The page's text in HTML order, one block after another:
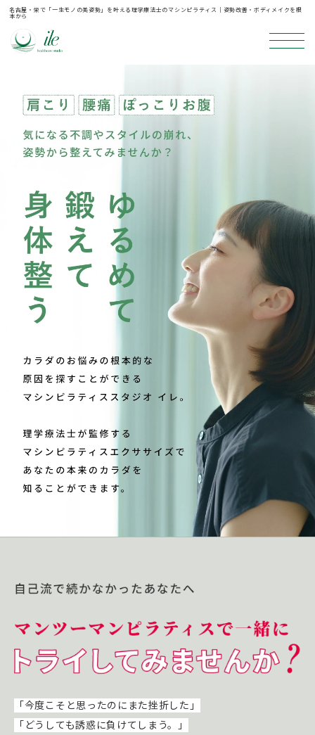
名古屋・栄で「一生モノの美姿勢」を叶える理学療法士のマシンピラティス｜姿勢改善・ボディメイクを根
本から
「今度こそと思ったのにまた挫折した」
「どうしても誘惑に負けてしまう。」